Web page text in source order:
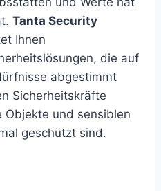
Tanta Security
Ihnen
die auf
abgestimmt
Sicherheitskräfte
Objekte und sensiblen
geschützt sind.